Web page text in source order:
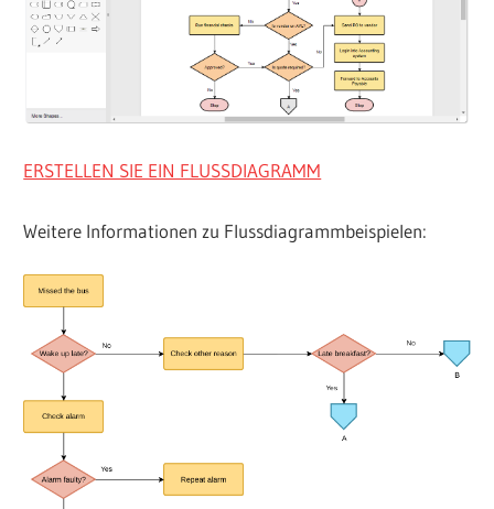
ERSTELLEN SIE EIN FLUSSDIAGRAMM
Weitere Informationen zu Flussdiagrammbeispielen: